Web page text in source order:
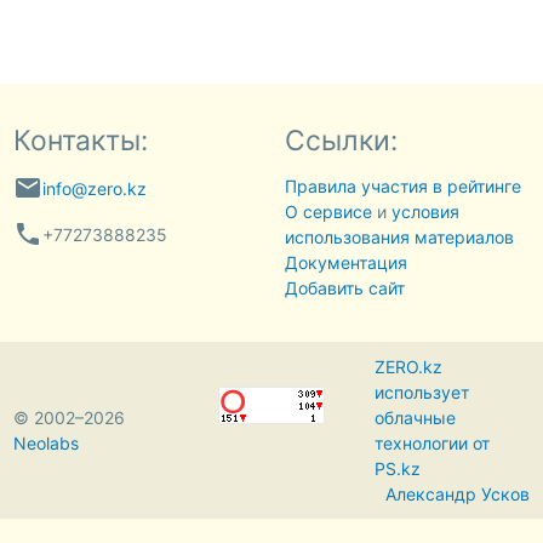
Контакты:
emailinfo@zero.kz
phone +77273888235
Ссылки:
Правила участия в рейтинге
О сервисеи условия
использования материалов
Документация
Добавить сайт
© 2002–2026
Neolabs
ZERO.kz
использует
облачные
технологии от
PS.kz
Александр Усков